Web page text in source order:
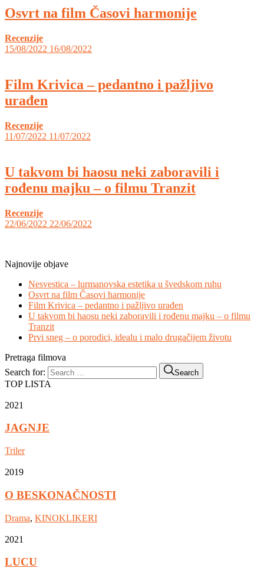
Osvrt na film Časovi harmonije
Recenzije
15/08/2022 16/08/2022
Film Krivica – pedantno i pažljivo
urađen
Recenzije
11/07/2022 11/07/2022
U takvom bi haosu neki zaboravili i
rođenu majku – o filmu Tranzit
Recenzije
22/06/2022 22/06/2022
Najnovije objave
Nesvestica – lurmanovska estetika u švedskom ruhu
Osvrt na film Časovi harmonije
Film Krivica – pedantno i pažljivo urađen
U takvom bi haosu neki zaboravili i rođenu majku – o filmu
Tranzit
Prvi sneg – o porodici, idealu i malo drugačijem životu
Pretraga filmova
Search for:
Search
TOP LISTA
2021
JAGNJE
Triler
2019
O BESKONAČNOSTI
Drama, KINOKLIKERI
2021
LUCU